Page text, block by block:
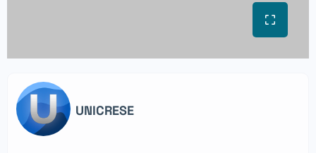
UNICRESE